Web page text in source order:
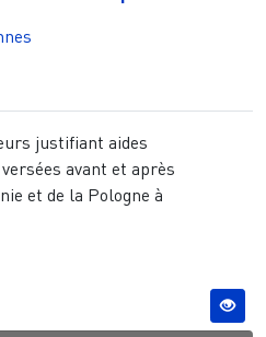
justifiant aides
avant et après
et de la Pologne à